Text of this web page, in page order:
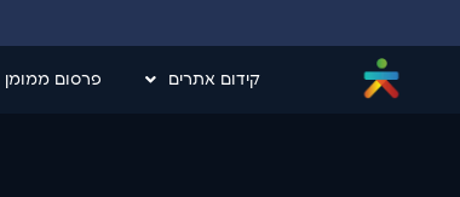
קידום אתרים פרסום ממומן